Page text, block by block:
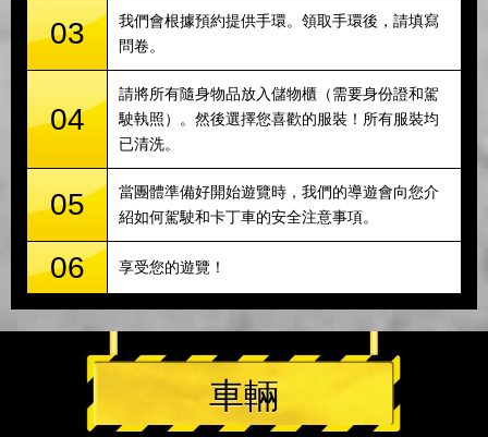
03
我們會根據預約提供手環。領取手環後，請填寫
問卷。
04
請將所有隨身物品放入儲物櫃（需要身份證和駕
駛執照）。然後選擇您喜歡的服裝！所有服裝均
已清洗。
05
當團體準備好開始遊覽時，我們的導遊會向您介
紹如何駕駛和卡丁車的安全注意事項。
06 享受您的遊覽！
車輛